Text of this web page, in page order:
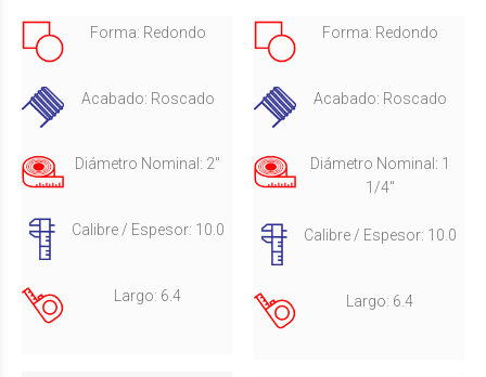
Forma: Redondo
Acabado: Roscado
Diámetro Nominal: 2"
Calibre / Espesor: 10.0
Largo: 6.4
Forma: Redondo
Acabado: Roscado
Diámetro Nominal: 1
1/4"
Calibre / Espesor: 10.0
Largo: 6.4